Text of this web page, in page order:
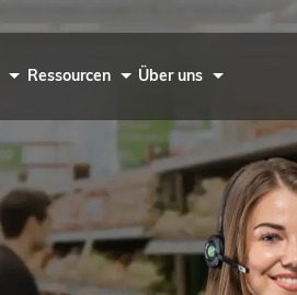
Ressourcen Über uns